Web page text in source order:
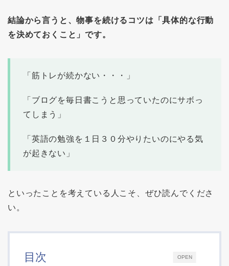
結論から言うと、物事を続けるコツは「具体的な行動
を決めておくこと」です。
「筋トレが続かない・・・」
「ブログを毎日書こうと思っていたのにサボっ
てしまう」
「英語の勉強を１日３０分やりたいのにやる気
が起きない」
といったことを考えている人こそ、ぜひ読んでくださ
い。
OPEN
目次